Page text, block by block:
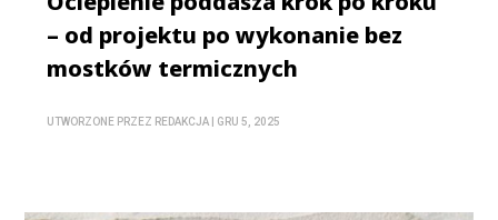
– od projektu po wykonanie bez
mostków termicznych
UTWORZONE PRZEZ REDAKCJA GRU 5, 2025